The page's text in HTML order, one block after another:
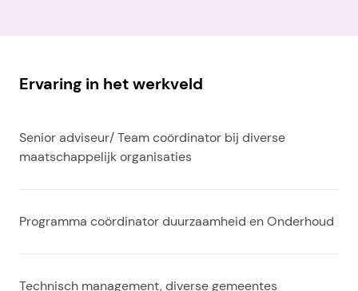
Ervaring in het werkveld
Senior adviseur/ Team coördinator bij diverse
maatschappelijk organisaties
Programma coördinator duurzaamheid en Onderhoud
Technisch management, diverse gemeentes